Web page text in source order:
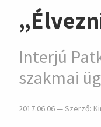
Interjú
szakmai
2017.06.06 — Szerző: